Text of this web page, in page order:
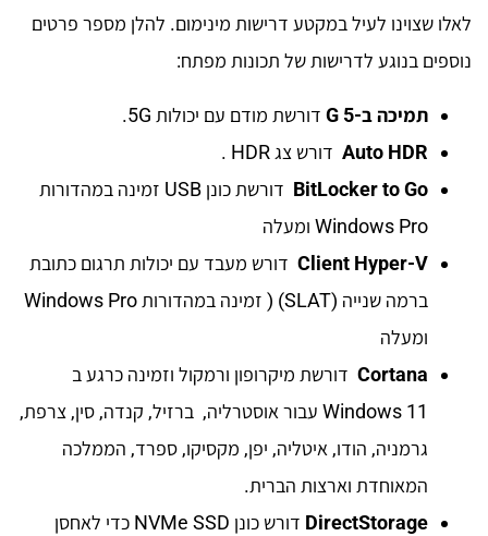
לאלו שצוינו לעיל במקטע דרישות מינימום. להלן מספר פרטים
נוספים בנוגע לדרישות של תכונות מפתח:
תמיכה ב-5 G דורשת מודם עם יכולות 5G.
Auto HDR דורש צג HDR .
BitLocker to Go
דורשת כונן USB זמינה במהדורות
Windows Pro ומעלה
Client Hyper-V דורש מעבד עם יכולות תרגום כתובת
ברמה שנייה (SLAT) ( זמינה במהדורות Windows Pro
ומעלה
Cortana דורשת מיקרופון ורמקול וזמינה כרגע ב
Windows 11 עבור אוסטרליה, ברזיל, קנדה, סין, צרפת,
גרמניה, הודו, איטליה, יפן, מקסיקו, ספרד, הממלכה
המאוחדת וארצות הברית.
DirectStorage
דורש כונן NVMe SSD כדי לאחסן